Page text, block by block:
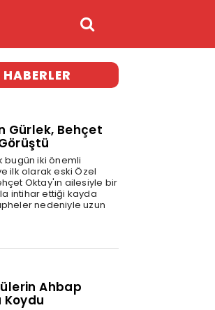
Gürlek, Behçet
bugün iki önemli
ilk olarak eski Özel
Oktay'ın ailesiyle bir
intihar ettiği kayda
nedeniyle uzun
Ahbap
Koydu